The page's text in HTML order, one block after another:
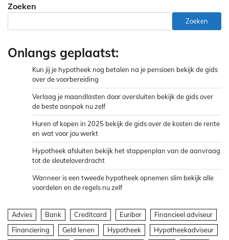
Zoeken
Zoeken
Onlangs geplaatst:
Kun jij je hypotheek nog betalen na je pensioen bekijk de gids
over de voorbereiding
Verlaag je maandlasten door oversluiten bekijk de gids over
de beste aanpak nu zelf
Huren of kopen in 2025 bekijk de gids over de kosten de rente
en wat voor jou werkt
Hypotheek afsluiten bekijk het stappenplan van de aanvraag
tot de sleuteloverdracht
Wanneer is een tweede hypotheek opnemen slim bekijk alle
voordelen en de regels nu zelf
Advies Bank Creditcard Euribor
Financieel adviseur
Financiering
Geld lenen Hypotheek
Hypotheekadviseur